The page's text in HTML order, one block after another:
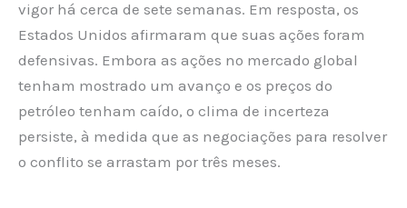
vigor há cerca de sete semanas. Em resposta, os
Estados Unidos afirmaram que suas ações foram
defensivas. Embora as ações no mercado global
tenham mostrado um avanço e os preços do
petróleo tenham caído, o clima de incerteza
persiste, à medida que as negociações para resolver
o conflito se arrastam por três meses.